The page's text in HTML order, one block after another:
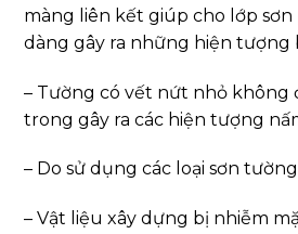
màng liên kết giúp cho lớp
dàng gây ra những hiện tượng
– Tường có vết nứt nhỏ không
trong gây ra các hiện tượng
– Do sử dụng các loại sơn
– Vật liệu xây dựng bị nhiễm